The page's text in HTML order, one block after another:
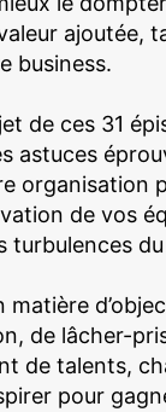
ajoutée,
business.
de ces 31
astuces
organisation
de vos
turbulences
matière
de lâcher-
de talents,
pour